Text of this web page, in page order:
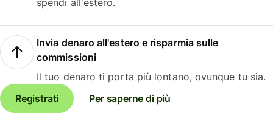
spendi all'estero.
Invia denaro all'estero e risparmia sulle
commissioni
Il tuo denaro ti porta più lontano, ovunque tu sia.
Registrati
Per saperne di più